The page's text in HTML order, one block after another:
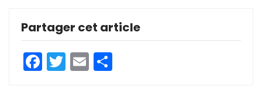
Partager cet article
Facebook
Twitter
Email